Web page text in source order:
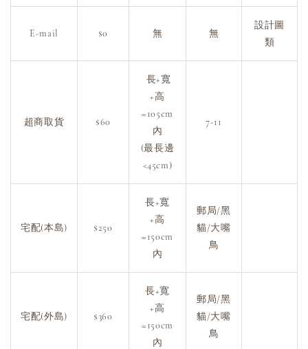
E-mail $0 無 無
設計圖
類
超商取貨 $60
長+寬
+高
=105cm
內
(最長邊
<45cm)
7-11
宅配(本島) $250
長+寬
+高
=150cm
內
郵局/黑
貓/大嘴
鳥
宅配(外島) $360
長+寬
+高
=150cm
內
郵局/黑
貓/大嘴
鳥